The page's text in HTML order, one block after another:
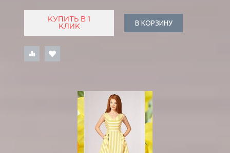
КУПИТЬ В 1
КЛИК
В КОРЗИНУ